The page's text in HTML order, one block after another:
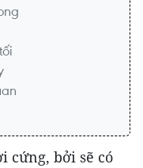
cứng, bởi sẽ có